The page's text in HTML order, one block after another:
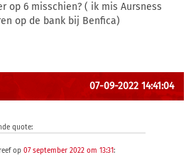
op 6 misschien? ( ik mis Aursness
op de bank bij Benfica)
07-09-2022 14:41:04
quote:
op 07 september 2022 om 13:31: